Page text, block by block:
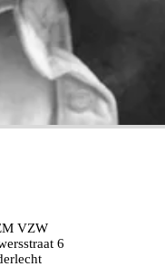
VZW
6